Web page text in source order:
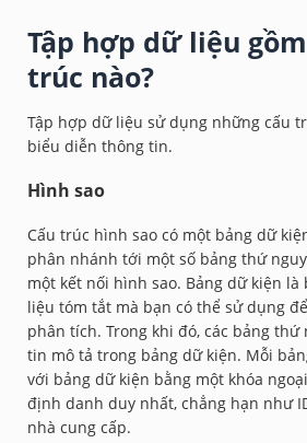
Tập hợp dữ liệu
trúc nào?
Tập hợp dữ liệu sử dụng những cấu
biểu diễn thông tin.
Hình sao
Cấu trúc hình sao có một bảng dữ
phân nhánh tới một số bảng thứ
một kết nối hình sao. Bảng dữ kiện
liệu tóm tắt mà bạn có thể sử dụng
phân tích. Trong khi đó, các bảng
tin mô tả trong bảng dữ kiện. Mỗi
với bảng dữ kiện bằng một khóa
định danh duy nhất, chẳng hạn như
nhà cung cấp.